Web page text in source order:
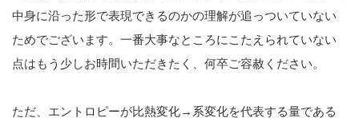
中身に沿った形で表現できるのかの理解が追っついていない
ためでございます。一番大事なところにこたえられていない
点はもう少しお時間いただきたく、何卒ご容赦ください。
ただ、エントロピーが比熱変化→系変化を代表する量である